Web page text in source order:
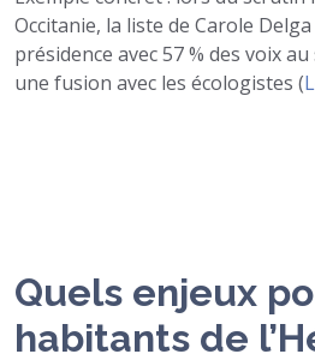
Occitanie, la liste de Carole
présidence avec 57 % des voix
une fusion avec les écologistes (
Quels enjeux
habitants de